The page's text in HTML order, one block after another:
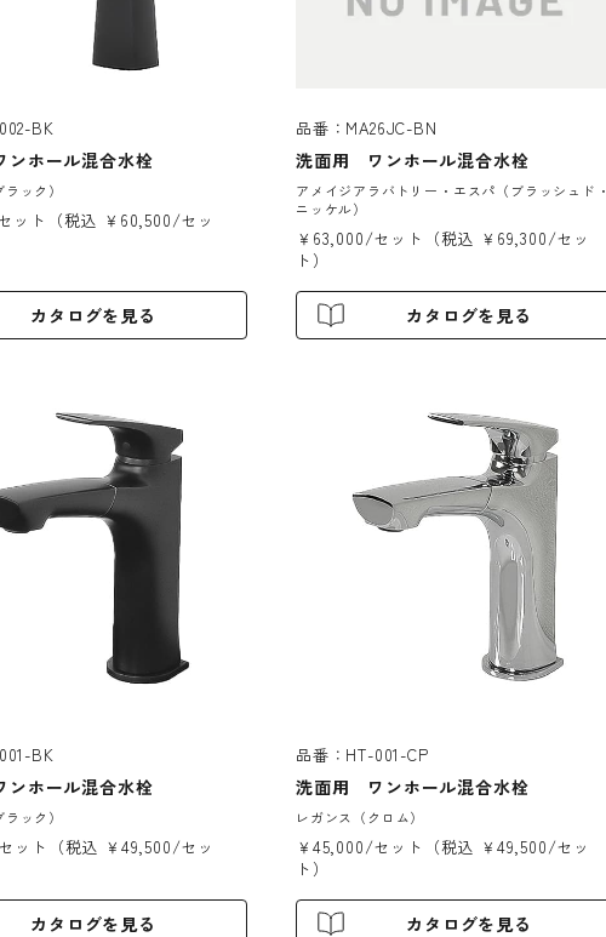
BK
ホール混合水栓
ック）
ット（税込 ￥60,500/セッ
カタログを見る
品番：MA26JC-BN
洗面用 ワンホール混合水栓
アメイジアラバトリー・エスパ（ブラッシュド・
ニッケル）
￥63,000/セット（税込 ￥69,300/セッ
ト）
カタログを見る
BK
ホール混合水栓
ック）
ット（税込 ￥49,500/セッ
カタログを見る
品番：HT-001-CP
洗面用 ワンホール混合水栓
レガンス（クロム）
￥45,000/セット（税込 ￥49,500/セッ
ト）
カタログを見る